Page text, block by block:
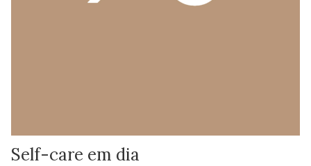
Self-care em dia